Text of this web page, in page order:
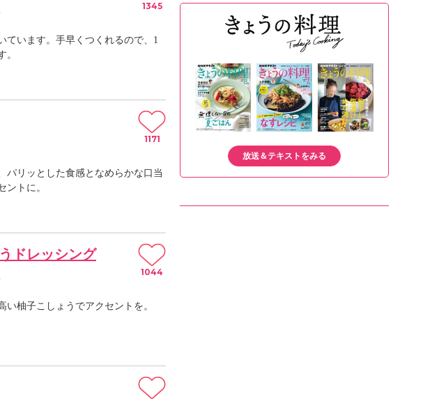
ています。手早くつくれるので、1
。
1345
パリッとした食感となめらかな口当
ントに。
1171
ドレッシング
柚子こしょうでアクセントを。
1044
放送＆テキストをみる